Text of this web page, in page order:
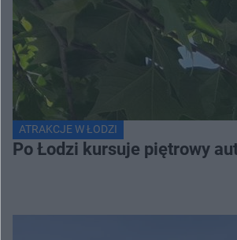
ATRAKCJE W ŁODZI
Po Łodzi kursuje piętrowy